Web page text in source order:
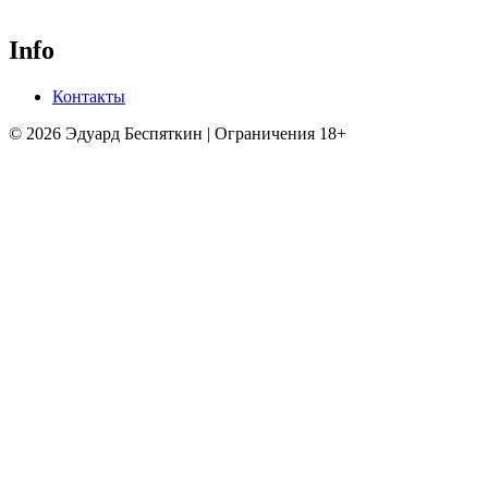
Info
Контакты
© 2026 Эдуард Беспяткин | Ограничения 18+